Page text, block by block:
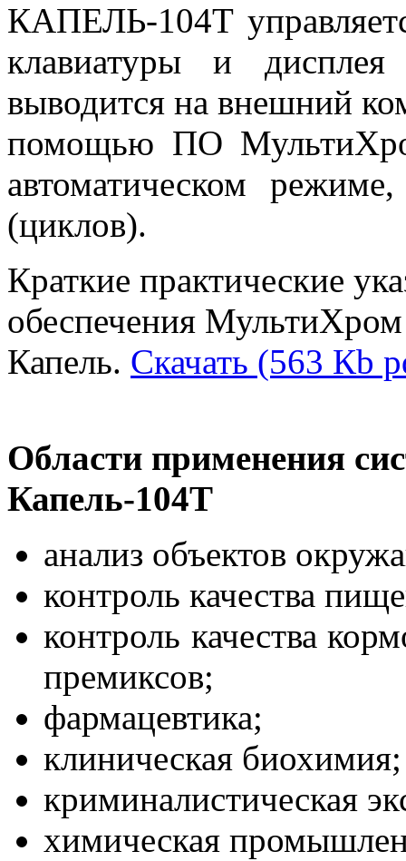
КАПЕЛЬ-104Т
клавиатуры и
выводится на внешний
помощью ПО
автоматическом
(циклов).
Краткие практические
обеспечения МультиХром
Капель. Скачать (563 Кb
Области применения
Капель-104Т
анализ объектов
контроль качества
контроль качества
премиксов;
фармацевтика;
клиническая биохимия;
криминалистическая
химическая